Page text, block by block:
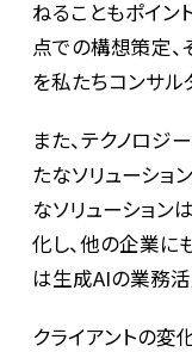
ねることもポイン
点での構想策定
を私たちコンサル
また、テクノロ
たなソリューショ
なソリューショ
化し、他の企業に
は生成AIの業務活
クライアントの変